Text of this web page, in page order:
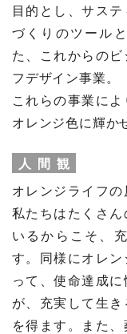
目的とし、サス
づくりのツール
た、これからの
フデザイン事業。
これらの事業に
オレンジ色に輝か
人間観
オレンジライフの
私たちはたくさ
いるからこそ、
す。同様にオレ
って、使命達成
が、充実して生
を得ます。また